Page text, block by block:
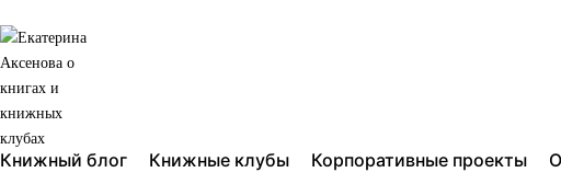
Книжный блог Книжные клубы Корпоративные проекты